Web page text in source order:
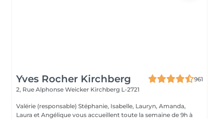
Yves Rocher Kirchberg
961
2, Rue Alphonse Weicker Kirchberg L-2721
Valérie (responsable) Stéphanie, Isabelle, Lauryn, Amanda,
Laura et Angélique vous accueillent toute la semaine de 9h à